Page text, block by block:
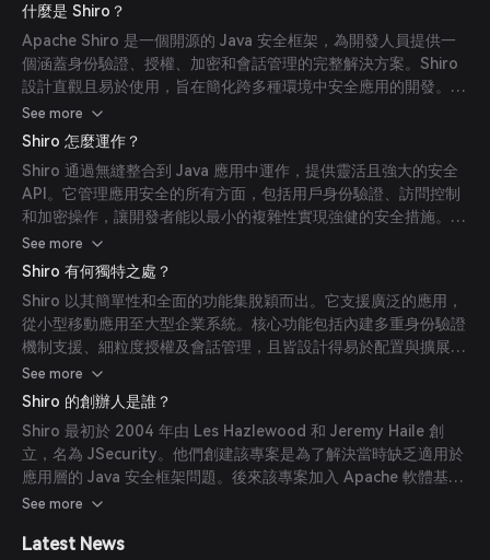
什麼是 Shiro？
Apache Shiro 是一個開源的 Java 安全框架，為開發人員提供一
個涵蓋身份驗證、授權、加密和會話管理的完整解決方案。Shiro
設計直觀且易於使用，旨在簡化跨多種環境中安全應用的開發。
(en.wikipedia.org
See more
Shiro 怎麼運作？
Shiro 通過無縫整合到 Java 應用中運作，提供靈活且強大的安全
API。它管理應用安全的所有方面，包括用戶身份驗證、訪問控制
和加密操作，讓開發者能以最小的複雜性實現強健的安全措施。
(en.wikipedia.org
See more
Shiro 有何獨特之處？
Shiro 以其簡單性和全面的功能集脫穎而出。它支援廣泛的應用，
從小型移動應用至大型企業系統。核心功能包括內建多重身份驗證
機制支援、細粒度授權及會話管理，且皆設計得易於配置與擴展。
(en.wikipedia.org
See more
Shiro 的創辦人是誰？
Shiro 最初於 2004 年由 Les Hazlewood 和 Jeremy Haile 創
立，名為 JSecurity。他們創建該專案是為了解決當時缺乏適用於
應用層的 Java 安全框架問題。後來該專案加入 Apache 軟體基金
會並更名為 Apache Shiro。(
See more
Latest News